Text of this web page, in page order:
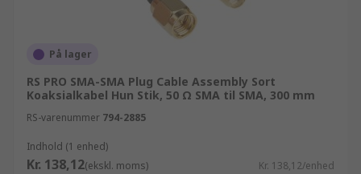
På lager
RS PRO SMA-SMA Plug Cable Assembly Sort
Koaksialkabel Hun Stik, 50 Ω SMA til SMA, 300 mm
RS-varenummer 794-2885
Indhold (1 enhed)
Kr. 138,12(ekskl. moms) Kr. 138,12/enhed